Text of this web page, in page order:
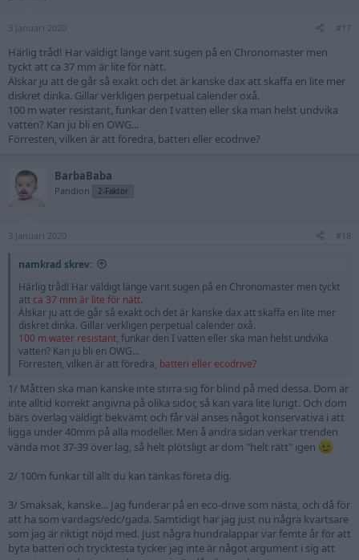
o
s
3 Januari 2020 #17
Härlig tråd! Har väldigt länge varit sugen på en Chronomaster men
tyckt att ca 37 mm är lite för nätt.
Älskar ju att de går så exakt och det är kanske dax att skaffa en lite mer
diskret dinka. Gillar verkligen perpetual calender oxå.
100 m water resistant, funkar den I vatten eller ska man helst undvika
vatten? Kan ju bli en OWG...
Förresten, vilken är att föredra, batteri eller ecodrive?
BarbaBaba
Pandion 2-Faktor
3 Januari 2020 #18
namkrad skrev:
Härlig tråd! Har väldigt länge varit sugen på en Chronomaster men tyckt
att ca 37 mm är lite för nätt.
Älskar ju att de går så exakt och det är kanske dax att skaffa en lite mer
diskret dinka. Gillar verkligen perpetual calender oxå.
100 m water resistant, funkar den I vatten eller ska man helst undvika
vatten? Kan ju bli en OWG...
Förresten, vilken är att föredra, batteri eller ecodrive?
1/ Måtten ska man kanske inte stirra sig för blind på med dessa. Dom är
inte alltid korrekt angivna på olika sidor, så kan vara lite lurigt. Och dom
bärs överlag väldigt bekvämt och får väl anses något konservativa i att
ligga under 40mm på alla modeller. Men å andra sidan verkar trenden
vända mot 37-39 över lag, så helt plötsligt är dom "helt rätt" igen
2/ 100m funkar till allt du kan tänkas företa dig.
3/ Smaksak, kanske... Jag funderar på en eco-drive som nästa, och då för
att ha som vardags/edc/gada. Samtidigt har jag just nu några kvartsare
som jag är riktigt nöjd med. Just några hundralappar var femte år för att
byta batteri och trycktesta tycker jag inte är något argument i sig att